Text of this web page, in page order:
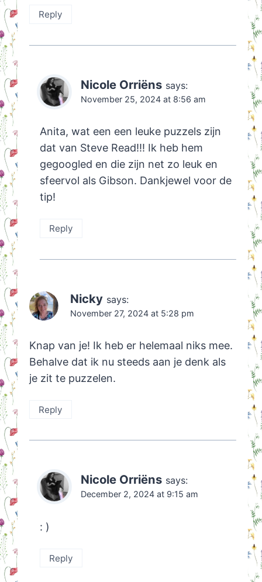
Reply
Nicole Orriëns says:
November 25, 2024 at 8:56 am
Anita, wat een een leuke puzzels zijn
dat van Steve Read!!! Ik heb hem
gegoogled en die zijn net zo leuk en
sfeervol als Gibson. Dankjewel voor de
tip!
Reply
Nicky says:
November 27, 2024 at 5:28 pm
Knap van je! Ik heb er helemaal niks mee.
Behalve dat ik nu steeds aan je denk als
je zit te puzzelen.
Reply
Nicole Orriëns says:
December 2, 2024 at 9:15 am
: )
Reply